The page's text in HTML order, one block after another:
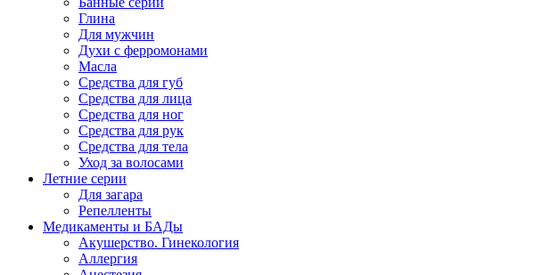
Глина
Для мужчин
Духи с ферромонами
Масла
Средства для губ
Средства для лица
Средства для ног
Средства для рук
Средства для тела
Уход за волосами
Летние серии
Для загара
Репелленты
Медикаменты и БАДы
Акушерство. Гинекология
Аллергия